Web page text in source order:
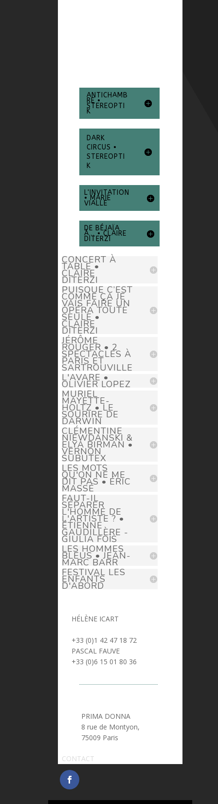
ANTICHAMB
RE •
STEREOPTI
K
DARK
CIRCUS •
STEREOPTI
K
L'INVITATION
• MARIE
VIALLE
DE BÉJAÏA
À... • CLAIRE
DITERZI
CONCERT À
TABLE •
CLAIRE
DITERZI
PUISQUE C’EST
COMME ÇA JE
VAIS FAIRE UN
OPÉRA TOUTE
SEULE •
CLAIRE
DITERZI
JÉRÔME
ROUGER • 2
SPECTACLES À
PARIS ET
SARTROUVILLE
L'AVARE •
OLIVIER LOPEZ
MURIEL
MAYETTE-
HOLTZ • LE
SOURIRE DE
DARWIN
CLÉMENTINE
NIEWDANSKI &
ELYA BIRMAN •
VERNON
SUBUTEX
LES MOTS
QU'ON NE ME
DIT PAS • ÉRIC
MASSÉ
FAUT-IL
SÉPARER
L'HOMME DE
L'ARTISTE ? •
ÉTIENNE
GAUDILLÈRE -
GIULIA FOÏS
LES HOMMES
BLEUS • JEAN-
MARC BARR
FESTIVAL LES
ENFANTS
D'ABORD
HÉLÈNE ICART
> helene.icart@prima-donna.fr
+33 (0)1 42 47 18 72
PASCAL FAUVE
> pascal.fauve@prima-donna.fr
+33 (0)6 15 01 80 36
PRIMA DONNA
8 rue de Montyon,
75009 Paris
CONTACT